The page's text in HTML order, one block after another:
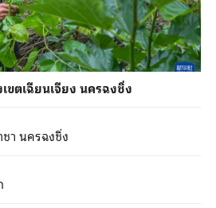
ขตเฉียนเจียง นครฉงชิ่ง
า นครฉงชิ่ง